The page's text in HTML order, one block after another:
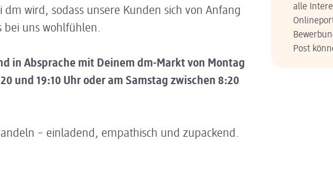
dm wird, sodass unsere Kunden sich von Anfang
bei uns wohlfühlen.
in Absprache mit Deinem dm-Markt von Montag
und 19:10 Uhr oder am Samstag zwischen 8:20
– einladend, empathisch und zupackend.
alle
Post